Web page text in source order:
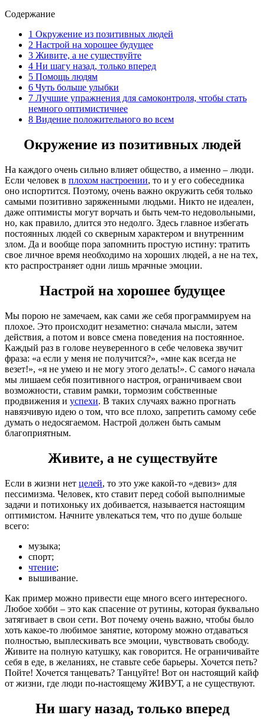
Содержание
1 Окружение из позитивных людей
2 Настрой на хорошее будущее
3 Живите, а не существуйте
4 Ни шагу назад, только вперед
5 Помощь людям
6 Чуть больше улыбки
7 Лучшие упражнения для самоконтроля, чтобы стать
немного оптимистичнее
8 Видение положительного во всем
Окружение из позитивных людей
На каждого очень сильно влияет общество, а именно – люди.
Если человек в плохом настроении, то и у его собеседника
оно испортится. Поэтому, очень важно окружить себя только
самыми позитивно заряженными людьми. Никто не идеален,
даже оптимисты могут ворчать и быть чем-то недовольными,
но, как правило, длится это недолго. Здесь главное избегать
постоянных людей со скверным характером и внутренним
злом. Да и вообще пора запомнить простую истину: тратить
свое личное время необходимо на хороших людей, а не на тех,
кто распространяет одни лишь мрачные эмоции.
Настрой на хорошее будущее
Мы порою не замечаем, как сами же себя программируем на
плохое. Это происходит незаметно: сначала мысли, затем
действия, а потом и вовсе смена поведения на постоянное.
Каждый раз в голове неуверенного в себе человека звучит
фраза: «а если у меня не получится?», «мне как всегда не
везет!», «я не умею и не могу этого делать!». С самого начала
мы лишаем себя позитивного настроя, ограничиваем свои
возможности, ставим рамки, тормозим собственные
продвижения и успехи. В таких случаях важно прогнать
навязчивую идею о том, что все плохо, запретить самому себе
думать о недосягаемом. Настрой должен быть самым
благоприятным.
Живите, а не существуйте
Если в жизни нет целей, то это уже какой-то «девиз» для
пессимизма. Человек, кто ставит перед собой выполнимые
задачи и потихоньку их добивается, называется настоящим
оптимистом. Начните увлекаться тем, что по душе больше
всего:
музыка;
спорт;
чтение;
вышивание.
Как пример можно привести еще много всего интересного.
Любое хобби – это как спасение от рутины, которая буквально
затягивает в свои сети. Вот почему очень важно, чтобы было
хоть какое-то любимое занятие, которому можно отдаваться
полностью, выплескивать все эмоции, чувствовать свободу.
Живите на полную катушку, как говорится. Не ограничивайте
себя в еде, в желаниях, не ставьте себе барьеры. Хочется петь?
Пойте! Хочется танцевать? Танцуйте! Вот он настоящий кайф
от жизни, где люди по-настоящему ЖИВУТ, а не существуют.
Ни шагу назад, только вперед